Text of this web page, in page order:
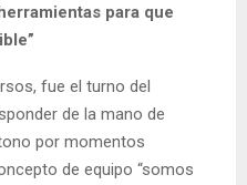
para que
fue el turno del
de la mano de
por momentos
de equipo “somos